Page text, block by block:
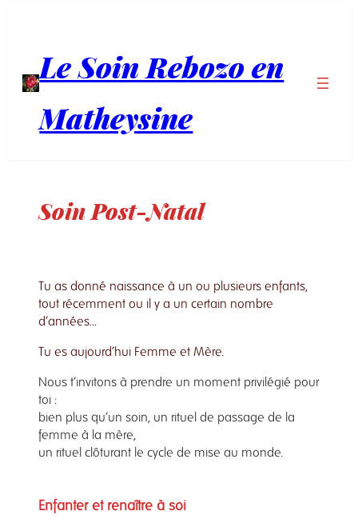
Le Soin Rebozo en
Matheysine
Soin Post-Natal
Tu as donné naissance à un ou plusieurs enfants,
tout récemment ou il y a un certain nombre
d’années…
Tu es aujourd’hui Femme et Mère.
Nous t’invitons à prendre un moment privilégié pour
toi :
bien plus qu’un soin, un rituel de passage de la
femme à la mère,
un rituel clôturant le cycle de mise au monde.
Enfanter et renaître à soi